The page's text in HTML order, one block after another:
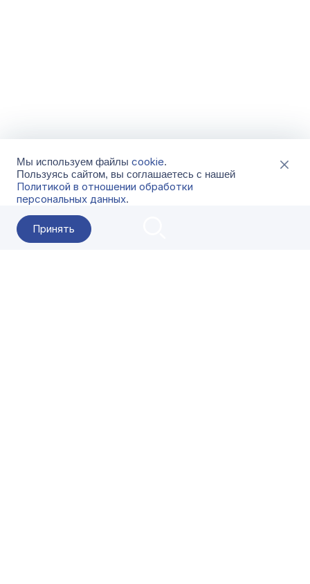
Мы используем файлы cookie.
Пользуясь сайтом, вы соглашаетесь с нашей
Политикой в отношении обработки
персональных данных.
Принять